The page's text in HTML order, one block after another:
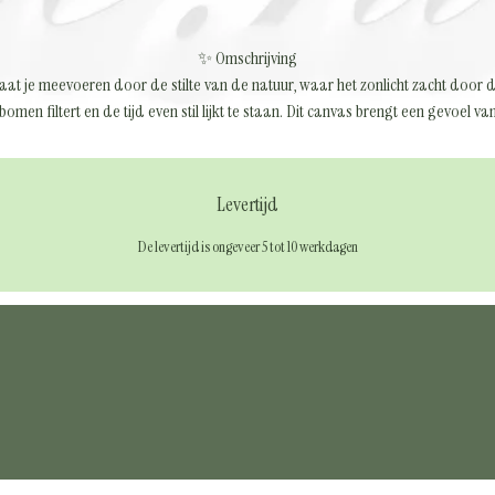
✨ Omschrijving
je meevoeren door de stilte van de natuur, waar het zonlicht zacht door
filtert en de tijd even stil lijkt te staan. Dit canvas brengt een gevoel
adem te halen en te genieten van de schoonheid van het nu.
Levertijd
De levertijd is ongeveer 5 tot 10 werkdagen